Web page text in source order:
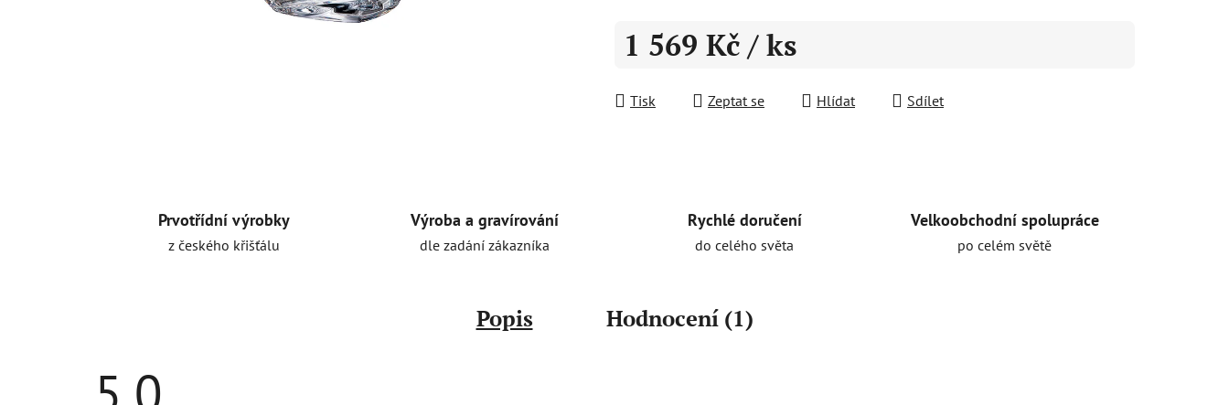
1 569 Kč / ks
Tisk
Zeptat se Hlídat Sdílet
Prvotřídní výrobky
z českého křišťálu
Výroba a gravírování
dle zadání zákazníka
Rychlé doručení
do celého světa
Velkoobchodní spolupráce
po celém světě
Popis Hodnocení (1)